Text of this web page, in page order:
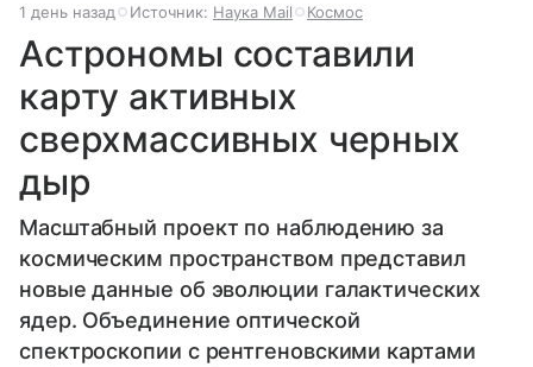
1 день назад Источник: Наука Mail Космос
Астрономы составили
карту активных
сверхмассивных черных
дыр
Масштабный проект по наблюдению за
космическим пространством представил
новые данные об эволюции галактических
ядер. Объединение оптической
спектроскопии с рентгеновскими картами